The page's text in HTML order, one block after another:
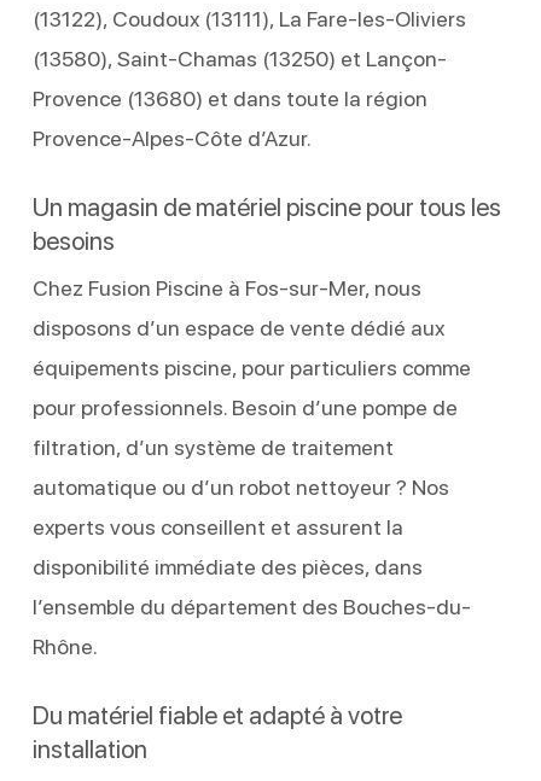
(13122), Coudoux (13111), La Fare-les-Oliviers
(13580), Saint-Chamas (13250) et Lançon-
Provence (13680) et dans toute la région
Provence-Alpes-Côte d’Azur.
Un magasin de matériel piscine pour tous les
besoins
Chez Fusion Piscine à Fos-sur-Mer, nous
disposons d’un espace de vente dédié aux
équipements piscine, pour particuliers comme
pour professionnels. Besoin d’une pompe de
filtration, d’un système de traitement
automatique ou d’un robot nettoyeur ? Nos
experts vous conseillent et assurent la
disponibilité immédiate des pièces, dans
l’ensemble du département des Bouches-du-
Rhône.
Du matériel fiable et adapté à votre
installation